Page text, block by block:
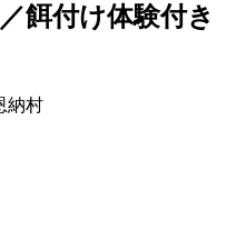
餌付け体験付き
納村